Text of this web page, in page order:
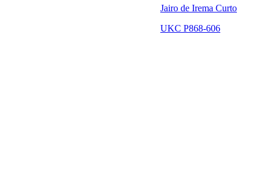
Jairo de Irema Curto
UKC P868-606